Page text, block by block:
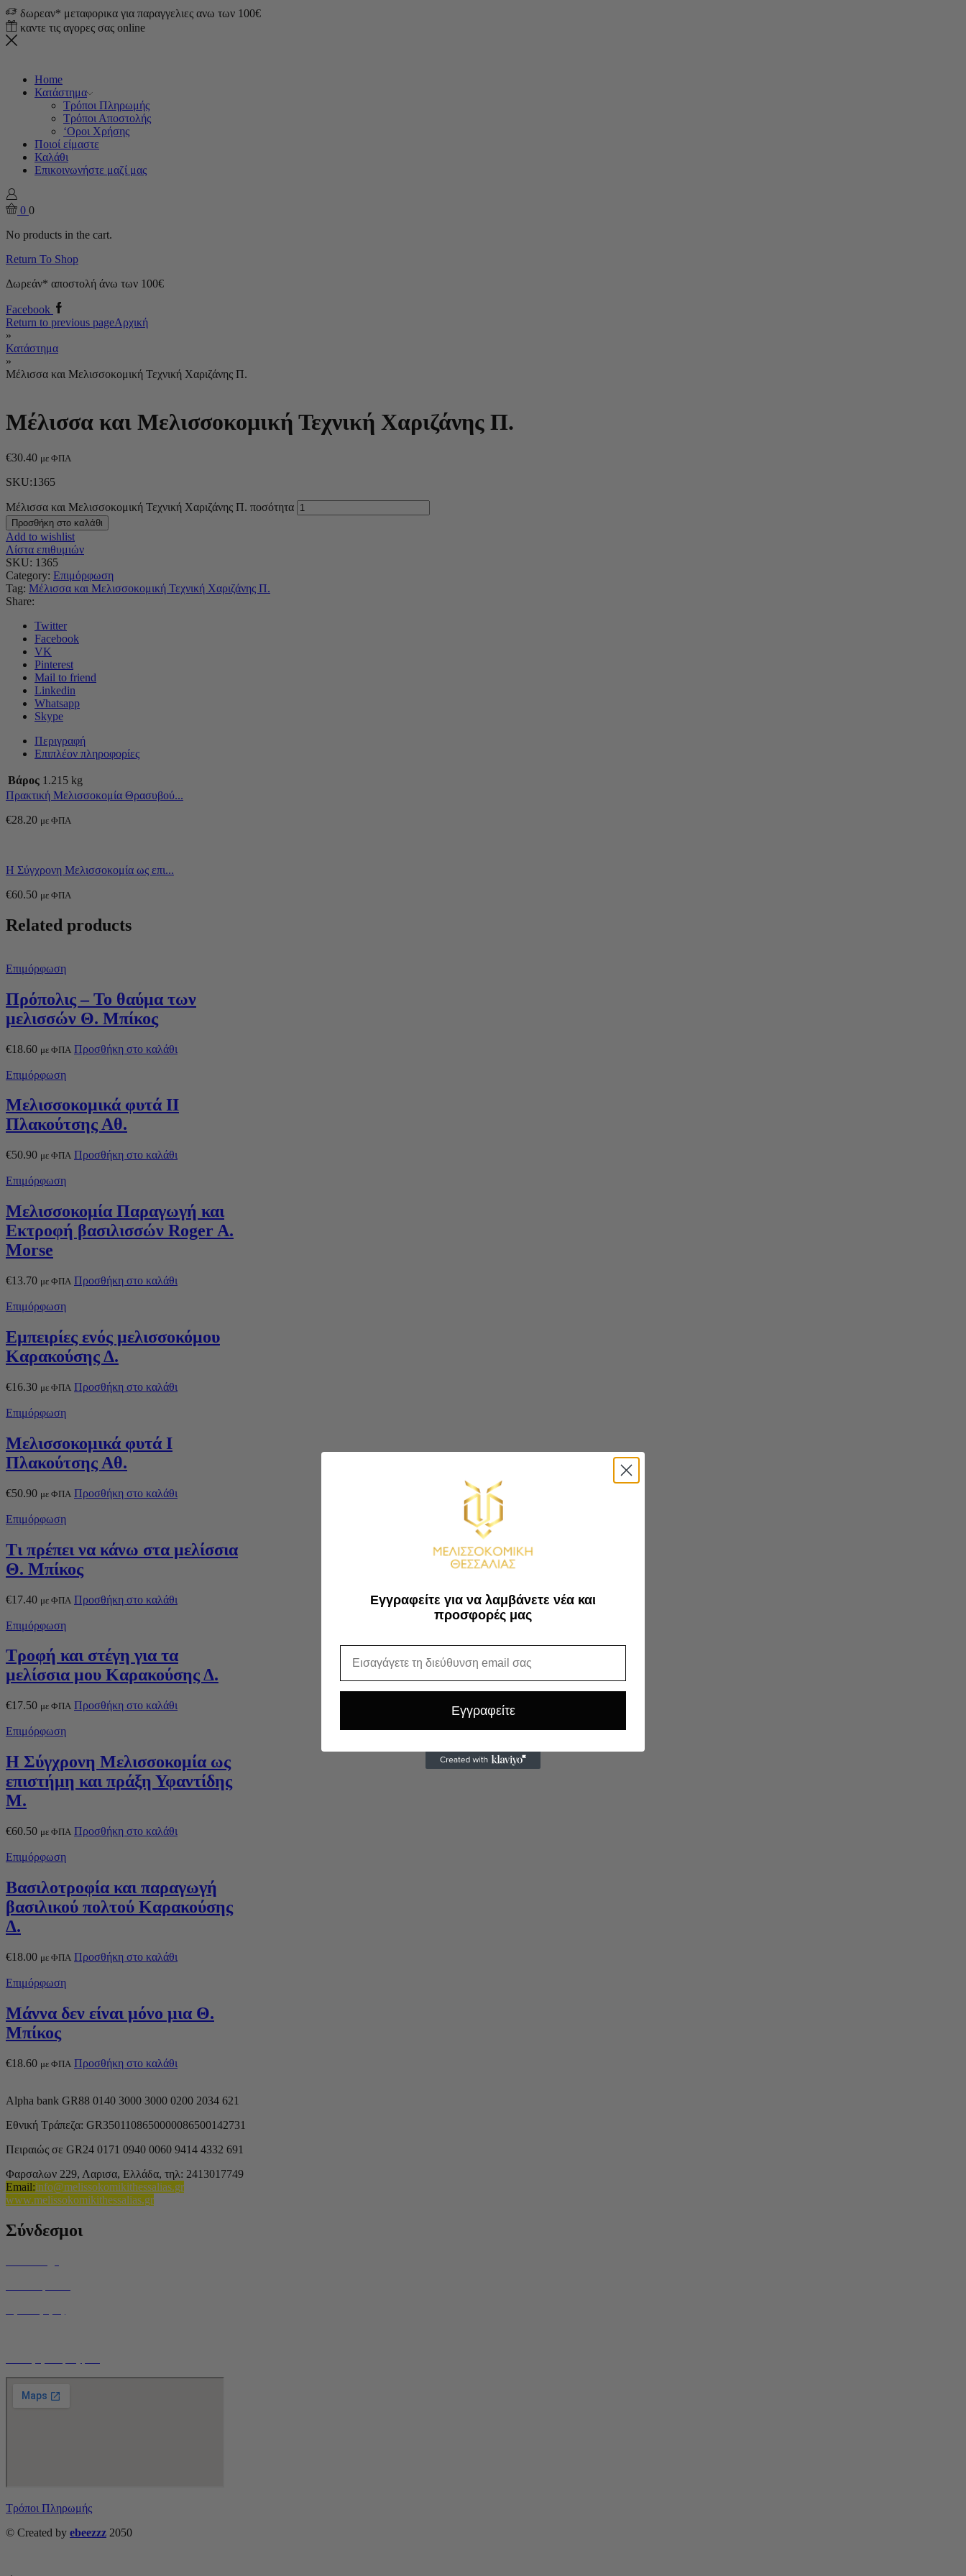
δωρεαν* μεταφορικα για παραγγελιες ανω των 100€
καντε τις αγορες σας online
Home
Κατάστημα
Τρόποι Πληρωμής
Τρόποι Αποστολής
‘Οροι Χρήσης
Ποιοί είμαστε
Καλάθι
Επικοινωνήστε μαζί μας
0 0
No products in the cart.
Return To Shop
Δωρεάν* αποστολή άνω των 100€
Facebook
Return to previous pageΑρχική
»
Κατάστημα
»
Μέλισσα και Μελισσοκομική Τεχνική Χαριζάνης Π.
Μέλισσα και Μελισσοκομική Τεχνική Χαριζάνης Π.
€30.40 με ΦΠΑ
SKU:1365
Μέλισσα και Μελισσοκομική Τεχνική Χαριζάνης Π. ποσότητα
Προσθήκη στο καλάθι
Add to wishlist
Λίστα επιθυμιών
SKU: 1365
Category: Επιμόρφωση
Tag: Μέλισσα και Μελισσοκομική Τεχνική Χαριζάνης Π.
Share:
Twitter
Facebook
VK
Pinterest
Mail to friend
Linkedin
Whatsapp
Skype
Περιγραφή
Επιπλέον πληροφορίες
Βάρος 1.215 kg
Πρακτική Μελισσοκομία Θρασυβού...
€28.20 με ΦΠΑ
Η Σύγχρονη Μελισσοκομία ως επι...
€60.50 με ΦΠΑ
Related products
Επιμόρφωση
Πρόπολις – Το θαύμα των
μελισσών Θ. Μπίκος
€18.60 με ΦΠΑ Προσθήκη στο καλάθι
Επιμόρφωση
Μελισσοκομικά φυτά ΙΙ
Πλακούτσης Αθ.
€50.90 με ΦΠΑ Προσθήκη στο καλάθι
Επιμόρφωση
Μελισσοκομία Παραγωγή και
Εκτροφή βασιλισσών Roger A.
Morse
€13.70 με ΦΠΑ Προσθήκη στο καλάθι
Επιμόρφωση
Εμπειρίες ενός μελισσοκόμου
Καρακούσης Δ.
€16.30 με ΦΠΑ Προσθήκη στο καλάθι
Επιμόρφωση
Μελισσοκομικά φυτά Ι
Πλακούτσης Αθ.
€50.90 με ΦΠΑ Προσθήκη στο καλάθι
Επιμόρφωση
Τι πρέπει να κάνω στα μελίσσια
Θ. Μπίκος
€17.40 με ΦΠΑ Προσθήκη στο καλάθι
Επιμόρφωση
Τροφή και στέγη για τα
μελίσσια μου Καρακούσης Δ.
€17.50 με ΦΠΑ Προσθήκη στο καλάθι
Επιμόρφωση
Η Σύγχρονη Μελισσοκομία ως
επιστήμη και πράξη Υφαντίδης
Μ.
€60.50 με ΦΠΑ Προσθήκη στο καλάθι
Επιμόρφωση
Βασιλοτροφία και παραγωγή
βασιλικού πολτού Καρακούσης
Δ.
€18.00 με ΦΠΑ Προσθήκη στο καλάθι
Επιμόρφωση
Μάννα δεν είναι μόνο μια Θ.
Μπίκος
€18.60 με ΦΠΑ Προσθήκη στο καλάθι
Alpha bank GR88 0140 3000 3000 0200 2034 621
Εθνική Τράπεζα: GR3501108650000086500142731
Πειραιώς σε GR24 0171 0940 0060 9414 4332 691
Φαρσαλων 229, Λαρισα, Ελλάδα, τηλ: 2413017749
Email:info@melissokomikithessalias.gr
www.melissokomikithessalias.gr
Σύνδεσμοι
Τρόποι Πληρωμής
© Created by ebeezzz 2050
Εγγραφείτε για να λαμβάνετε νέα και
προσφορές μας
Εγγραφείτε